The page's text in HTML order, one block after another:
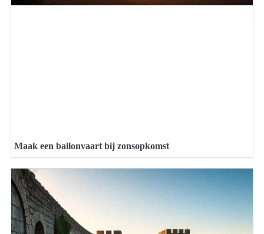
Maak een ballonvaart bij zonsopkomst